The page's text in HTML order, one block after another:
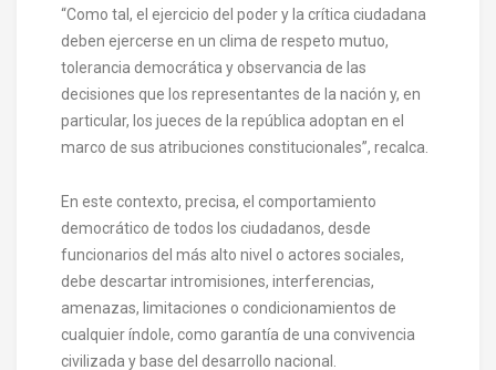
“Como tal, el ejercicio del poder y la crítica ciudadana
deben ejercerse en un clima de respeto mutuo,
tolerancia democrática y observancia de las
decisiones que los representantes de la nación y, en
particular, los jueces de la república adoptan en el
marco de sus atribuciones constitucionales”, recalca.
En este contexto, precisa, el comportamiento
democrático de todos los ciudadanos, desde
funcionarios del más alto nivel o actores sociales,
debe descartar intromisiones, interferencias,
amenazas, limitaciones o condicionamientos de
cualquier índole, como garantía de una convivencia
civilizada y base del desarrollo nacional.